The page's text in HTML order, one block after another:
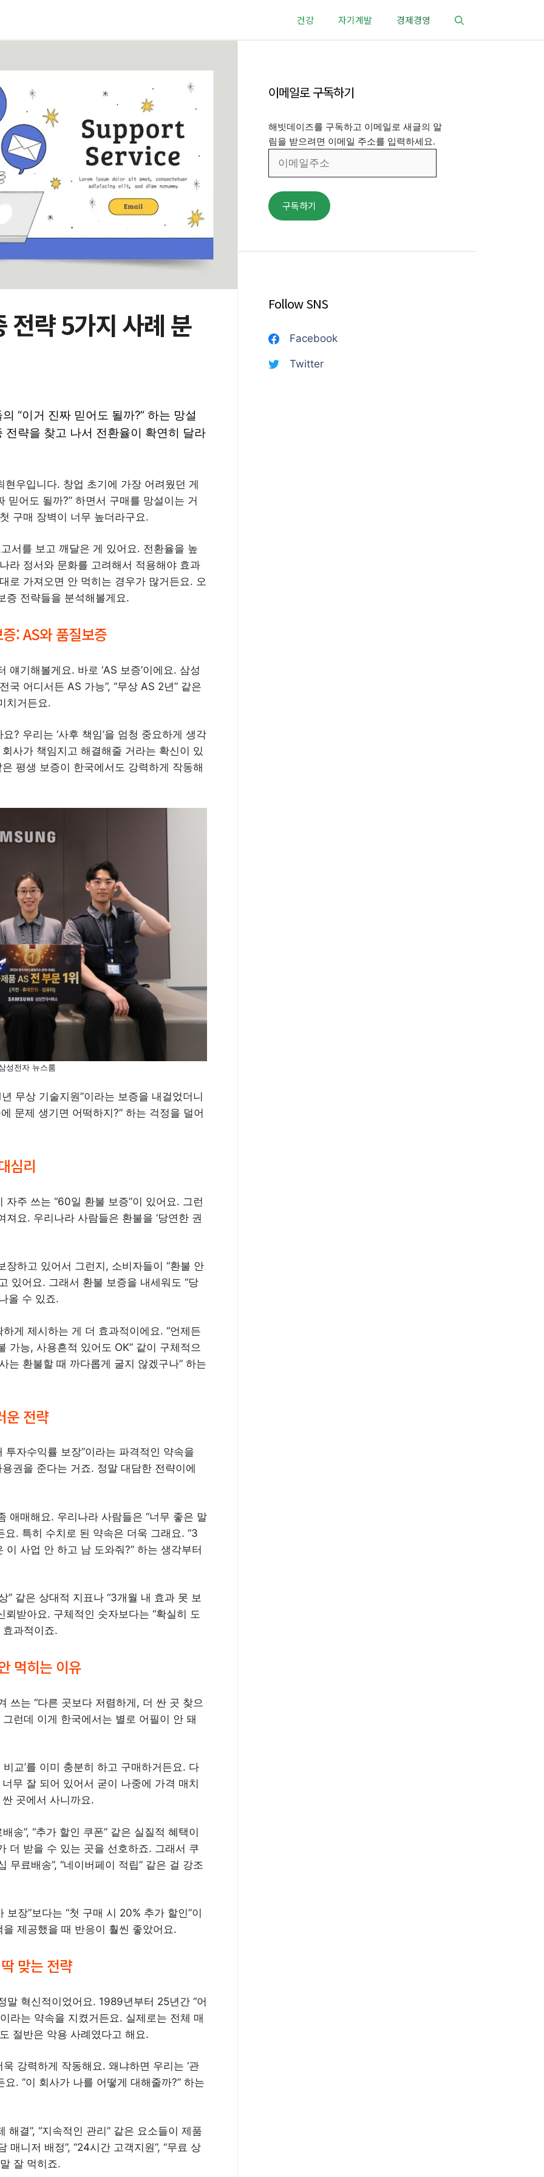
건강 자기계발 경제경영
전략 5가지 사례 분
“이거 진짜 믿어도 될까?” 하는 망설
략을 찾고 나서 전환율이 확연히 달라
우입니다. 창업 초기에 가장 어려웠던 게
믿어도 될까?” 하면서 구매를 망설이는 거
구매 장벽이 너무 높더라구요.
서를 보고 깨달은 게 있어요. 전환율을 높
라 정서와 문화를 고려해서 적용해야 효과
로 가져오면 안 먹히는 경우가 많거든요. 오
증 전략들을 분석해볼게요.
: AS와 품질보증
기해볼게요. 바로 ‘AS 보증’이에요. 삼성
국 어디서든 AS 가능”, “무상 AS 2년” 같은
치거든요.
? 우리는 ‘사후 책임’을 엄청 중요하게 생각
사가 책임지고 해결해줄 거라는 확신이 있
평생 보증이 한국에서도 강력하게 작동해
성전자 뉴스룸
무상 기술지원”이라는 보증을 내걸었더니
문제 생기면 어떡하지?” 하는 걱정을 덜어
심리
주 쓰는 “60일 환불 보증”이 있어요. 그런
요. 우리나라 사람들은 환불을 ‘당연한 권
하고 있어서 그런지, 소비자들이 “환불 안
있어요. 그래서 환불 보증을 내세워도 “당
올 수 있죠.
게 제시하는 게 더 효과적이에요. “언제든
가능, 사용흔적 있어도 OK” 같이 구체적으
는 환불할 때 까다롭게 굴지 않겠구나” 하는
운 전략
자수익률 보장”이라는 파격적인 약속을
권을 준다는 거죠. 정말 대담한 전략이에
애매해요. 우리나라 사람들은 “너무 좋은 말
. 특히 수치로 된 약속은 더욱 그래요. “3
이 사업 안 하고 남 도와줘?” 하는 생각부터
” 같은 상대적 지표나 “3개월 내 효과 못 보
받아요. 구체적인 숫자보다는 “확실히 도
과적이죠.
먹히는 이유
쓰는 “다른 곳보다 저렴하게, 더 싼 곳 찾으
런데 이게 한국에서는 별로 어필이 안 돼
교’를 이미 충분히 하고 구매하거든요. 다
무 잘 되어 있어서 굳이 나중에 가격 매치
곳에서 사니까요.
송”, “추가 할인 쿠폰” 같은 실질적 혜택이
더 받을 수 있는 곳을 선호하죠. 그래서 쿠
무료배송”, “네이버페이 적립” 같은 걸 강조
장”보다는 “첫 구매 시 20% 추가 할인”이
제공했을 때 반응이 훨씬 좋았어요.
맞는 전략
말 혁신적이었어요. 1989년부터 25년간 “어
라는 약속을 지켰거든요. 실제로는 전체 매
절반은 악용 사례였다고 해요.
강력하게 작동해요. 왜냐하면 우리는 ‘관
. “이 회사가 나를 어떻게 대해줄까?” 하는
해결”, “지속적인 관리” 같은 요소들이 제품
매니저 배정”, “24시간 고객지원”, “무료 상
잘 먹히죠.
이메일로 구독하기
해빗데이즈를 구독하고 이메일로 새글의 알
림을 받으려면 이메일 주소를 입력하세요.
주
소
구독하기
Follow SNS
Facebook
Twitter